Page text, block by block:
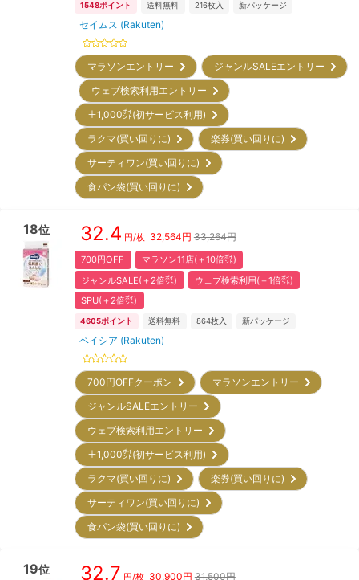
1548ポイント 送料無料 216枚入 新パッケージ
セイムス (Rakuten)
マラソンエントリー
ジャンルSALEエントリー
ウェブ検索利用エントリー
＋1,000㌽(初サービス利用)
ラクマ(買い回りに)
楽券(買い回りに)
サーティワン(買い回りに)
食パン袋(買い回りに)
18位 32.4 円/枚 32,564円 33,264円
700円OFF
マラソン11店(＋10倍㌽)
ジャンルSALE(＋2倍㌽)
ウェブ検索利用(＋1倍㌽)
SPU(＋2倍㌽)
4605ポイント 送料無料 864枚入 新パッケージ
ベイシア (Rakuten)
700円OFFクーポン
マラソンエントリー
ジャンルSALEエントリー
ウェブ検索利用エントリー
＋1,000㌽(初サービス利用)
ラクマ(買い回りに)
楽券(買い回りに)
サーティワン(買い回りに)
食パン袋(買い回りに)
19位 32.7 円/枚 30,900円 31,500円